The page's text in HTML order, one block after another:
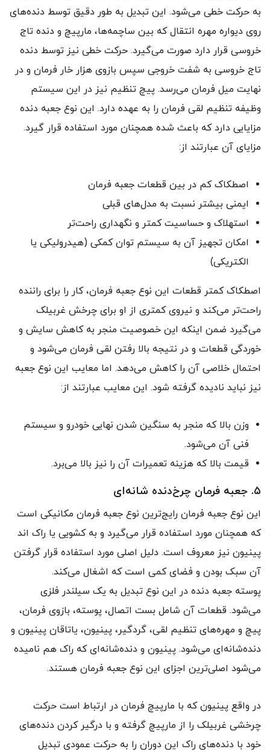
به حرکت خطی می‌شود. این تبدیل به طور دقیق توسط دنده‌های
روی دیواره‌ مهره‌ انتقال که بین ساچمه‌ها، مارپیچ و دنده‌ تاج
خروسی قرار دارد صورت می‌گیرد. حرکت خطی نیز توسط دنده‌
تاج خروسی به شفت خروجی سپس بازوی هزار خار فرمان و در
نهایت میل فرمان می‌رسد. پیچ تنظیم نیز در این سیستم
وظیفه‌ تنظیم لقی فرمان را به عهده دارد. این نوع جعبه دنده
مزایایی دارد که باعث شده همچنان مورد استفاده قرار گیرد.
مزایای آن عبارتند از:
اصطکاک کم در بین قطعات جعبه فرمان
ایمنی بیشتر نسبت به مدل‌های قبلی
استهلاک و حساسیت کمتر و نگهداری راحت‌تر
امکان تجهیز آن به سیستم توان کمکی (هیدرولیکی یا
الکتریکی)
اصطکاک کمتر قطعات این نوع جعبه فرمان، کار را برای راننده
راحت‌تر می‌کند و نیروی کمتری از او برای چرخش غربیلک
می‌گیرد ضمن اینکه این خصوصیت منجر به کاهش سایش و
خوردگی قطعات و در نتیجه بالا رفتن لقی فرمان می‌شود و
احتمال خلاصی آن را کاهش می‌دهد. اما معایب این نوع جعبه
نیز نباید نادیده گرفته شود. این معایب عبارتند از:
وزن بالا که منجر به سنگین شدن نهایی خودرو و سیستم
فنی آن می‌شود.
قیمت بالا که هزینه‌ تعمیرات آن را نیز بالا می‌برد.
۵. جعبه فرمان چرخ‌دنده شانه‌ای
این نوع جعبه فرمان رایج‌ترین نوع جعبه فرمان مکانیکی است
که همچنان مورد استفاده قرار می‌گیرد و به کشویی یا راک اند
پینیون نیز معروف است. دلیل اصلی مورد استفاده قرار گرفتن
آن سبک بودن و فضای کمی است که اشغال می‌کند.
پوسته‌ جعبه دنده در این نوع تبدیل به یک سیلندر فلزی
می‌شود. قطعات آن شامل بست اتصال، پوسته، بازوی فرمان،
پیچ و مهره‌های تنظیم لقی، گردگیر، پینیون، یاتاقان پینیون و
دنده‌شانه‌ای می‌شود. پینیون و دنده‌شانه‌ای که راک هم نامیده
می‌شود اصلی‌ترین اجزای این نوع جعبه فرمان هستند.
در واقع پینیون که با مارپیچ فرمان در ارتباط است حرکت
چرخشی غربیلک را از مارپیچ گرفته و با درگیر کردن دنده‌های
خود با دنده‌های راک این دوران را به حرکت عمودی تبدیل